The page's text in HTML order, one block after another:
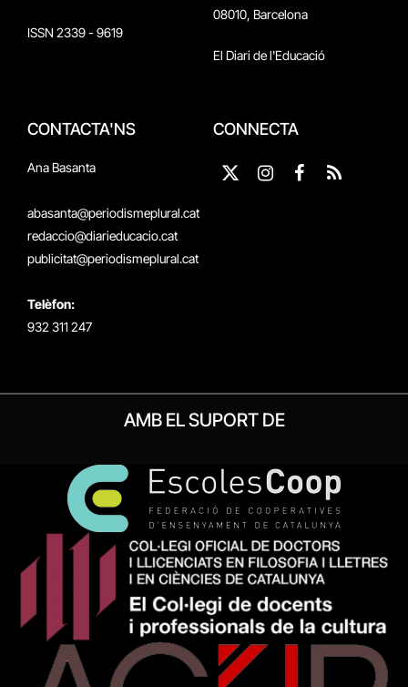
ISSN 2339 - 9619
08010, Barcelona
El Diari de l'Educació
CONTACTA'NS
Ana Basanta
abasanta@periodismeplural.cat
redaccio@diarieducacio.cat
publicitat@periodismeplural.cat
Telèfon:
932 311 247
CONNECTA
X
Instagram
Facebook
RSS
AMB EL SUPORT DE